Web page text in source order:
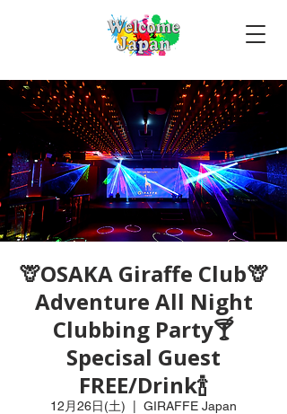
🦒OSAKA Giraffe Club🦒
Adventure All Night
Clubbing Party🍸
Specisal Guest
FREE/Drink🍾
12月26日(土) GIRAFFE Japan